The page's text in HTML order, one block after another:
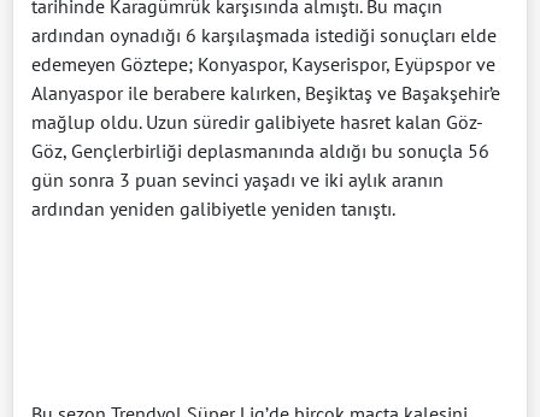
tarihinde Karagümrük karşısında almıştı. Bu maçın
ardından oynadığı 6 karşılaşmada istediği sonuçları elde
edemeyen Göztepe; Konyaspor, Kayserispor, Eyüpspor ve
Alanyaspor ile berabere kalırken, Beşiktaş ve Başakşehir’e
mağlup oldu. Uzun süredir galibiyete hasret kalan Göz-
Göz, Gençlerbirliği deplasmanında aldığı bu sonuçla 56
gün sonra 3 puan sevinci yaşadı ve iki aylık aranın
ardından yeniden galibiyetle yeniden tanıştı.